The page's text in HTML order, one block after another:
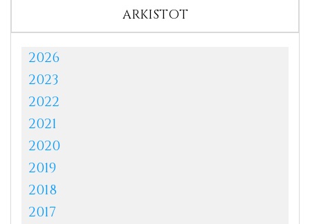
ARKISTOT
2026
2023
2022
2021
2020
2019
2018
2017